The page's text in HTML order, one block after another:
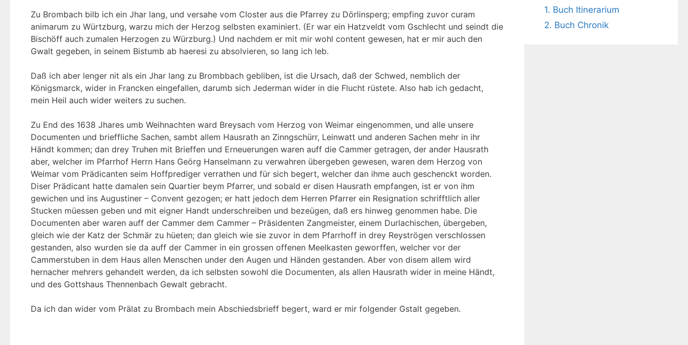
Zu Brombach bilb ich ein Jhar lang, und versahe vom Closter aus die Pfarrey zu Dörlinsperg; empfing zuvor curam
animarum zu Würtzburg, warzu mich der Herzog selbsten examiniert. (Er war ein Hatzveldt vom Gschlecht und seindt die
Bischöff auch zumalen Herzogen zu Würzburg.) Und nachdem er mit mir wohl content gewesen, hat er mir auch den
Gwalt gegeben, in seinem Bistumb ab haeresi zu absolvieren, so lang ich leb.
Daß ich aber lenger nit als ein Jhar lang zu Brombbach gebliben, ist die Ursach, daß der Schwed, nemblich der
Königsmarck, wider in Francken eingefallen, darumb sich Jederman wider in die Flucht rüstete. Also hab ich gedacht,
mein Heil auch wider weiters zu suchen.
Zu End des 1638 Jhares umb Weihnachten ward Breysach vom Herzog von Weimar eingenommen, und alle unsere
Documenten und brieffliche Sachen, sambt allem Hausrath an Zinngschürr, Leinwatt und anderen Sachen mehr in ihr
Händt kommen; dan drey Truhen mit Brieffen und Erneuerungen waren auff die Cammer getragen, der ander Hausrath
aber, welcher im Pfarrhof Herrn Hans Geörg Hanselmann zu verwahren übergeben gewesen, waren dem Herzog von
Weimar vom Prädicanten seim Hoffprediger verrathen und für sich begert, welcher dan ihme auch geschenckt worden.
Diser Prädicant hatte damalen sein Quartier beym Pfarrer, und sobald er disen Hausrath empfangen, ist er von ihm
gewichen und ins Augustiner – Convent gezogen; er hatt jedoch dem Herren Pfarrer ein Resignation schrifftlich aller
Stucken müessen geben und mit eigner Handt underschreiben und bezeügen, daß ers hinweg genommen habe. Die
Documenten aber waren auff der Cammer dem Cammer – Präsidenten Zangmeister, einem Durlachischen, übergeben,
gleich wie der Katz der Schmär zu hüeten; dan gleich wie sie zuvor in dem Pfarrhoff in drey Reyströgen verschlossen
gestanden, also wurden sie da auff der Cammer in ein grossen offenen Meelkasten geworffen, welcher vor der
Cammerstuben in dem Haus allen Menschen under den Augen und Händen gestanden. Aber von disem allem wird
hernacher mehrers gehandelt werden, da ich selbsten sowohl die Documenten, als allen Hausrath wider in meine Händt,
und des Gottshaus Thennenbach Gewalt gebracht.
Da ich dan wider vom Prälat zu Brombach mein Abschiedsbrieff begert, ward er mir folgender Gstalt gegeben.
1. Buch Itinerarium
2. Buch Chronik